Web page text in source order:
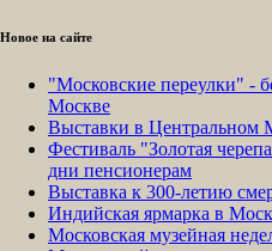
Новое на сайте
"Московские переулки" -
Москве
Выставки в Центральном
Фестиваль "Золотая
дни пенсионерам
Выставка к 300-летию
Индийская ярмарка в
Московская музейная